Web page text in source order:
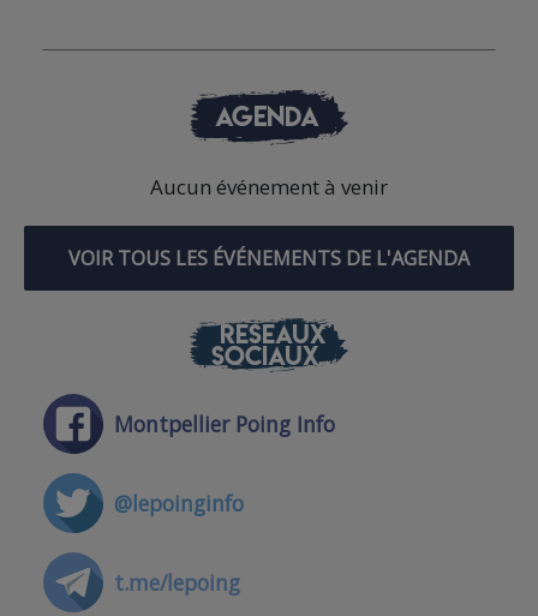
AGENDA
Aucun événement à venir
VOIR TOUS LES ÉVÉNEMENTS DE L'AGENDA
RÉSEAUX
SOCIAUX
Montpellier Poing Info
@lepoinginfo
t.me/lepoing